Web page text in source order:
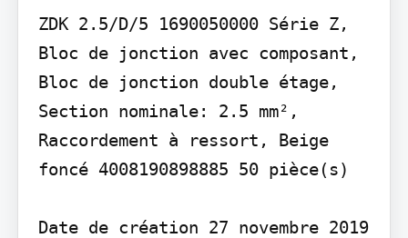
ZDK 2.5/D/5 1690050000 Série Z,
Bloc de jonction avec composant,
Bloc de jonction double étage,
Section nominale: 2.5 mm²,
Raccordement à ressort, Beige
foncé 4008190898885 50 pièce(s)
Date de création 27 novembre 2019